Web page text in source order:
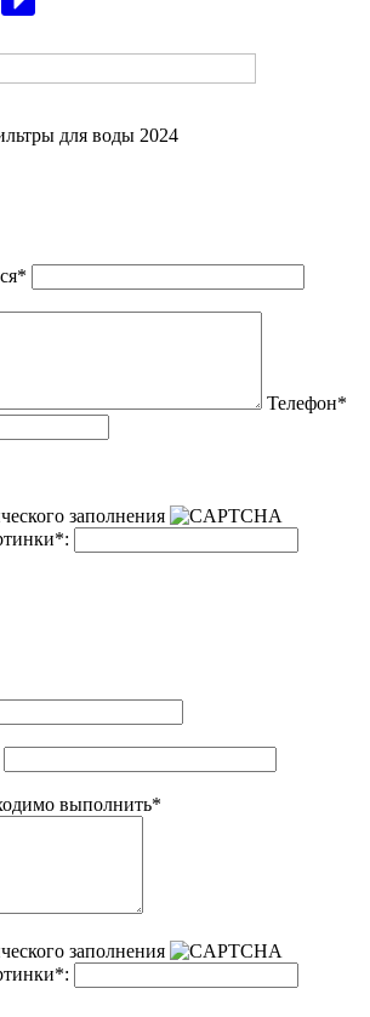
для воды 2024
*
Телефон*
заполнения
*:
выполнить*
заполнения
*: